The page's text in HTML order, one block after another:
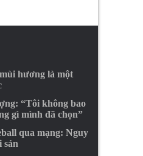
hương là một
“Tôi không bao
gì mình đã chọn”
qua mạng: Nguy
sản